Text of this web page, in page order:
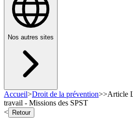
Nos autres sites
Accueil>Droit de la prévention>>Article
travail - Missions des SPST
<
Retour